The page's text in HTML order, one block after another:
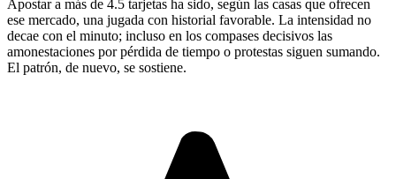
Apostar a más de 4.5 tarjetas ha sido, según las casas que ofrecen
ese mercado, una jugada con historial favorable. La intensidad no
decae con el minuto; incluso en los compases decisivos las
amonestaciones por pérdida de tiempo o protestas siguen sumando.
El patrón, de nuevo, se sostiene.